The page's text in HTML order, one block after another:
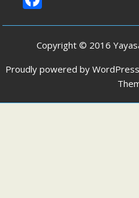
ac
e
b
o
Copyright © 2016
Proudly powered by WordPress